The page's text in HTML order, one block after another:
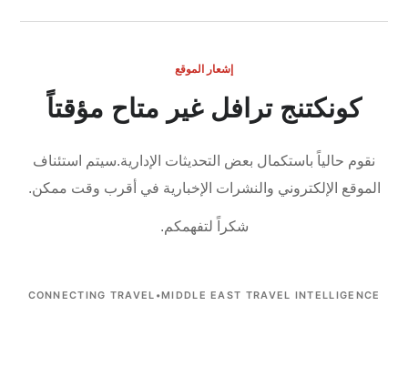
إشعار الموقع
كونكتنج ترافل غير متاح مؤقتاً
نقوم حالياً باستكمال بعض التحديثات الإدارية.سيتم استئناف
الموقع الإلكتروني والنشرات الإخبارية في أقرب وقت ممكن.
شكراً لتفهمكم.
CONNECTING TRAVEL •MIDDLE EAST TRAVEL INTELLIGENCE